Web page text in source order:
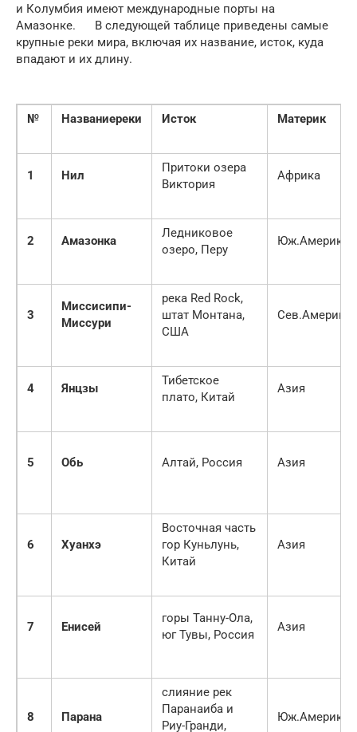
и Колумбия имеют международные порты на
Амазонке. В следующей таблице приведены самые
крупные реки мира, включая их название, исток, куда
впадают и их длину.
№ Названиереки Исток Материк
1 Нил
Притоки озера
Виктория
Африка
2 Амазонка
Ледниковое
озеро, Перу
Юж.Америка
3
Миссисипи-
Миссури
река Red Rock,
штат Монтана,
США
Сев.Америка
4 Янцзы
Тибетское
плато, Китай
Азия
5 Обь Алтай, Россия Азия
6 Хуанхэ
Восточная часть
гор Куньлунь,
Китай
Азия
7 Енисей
горы Танну-Ола,
юг Тувы, Россия
Азия
8 Парана
слияние рек
Паранаиба и
Риу-Гранди,
Юж.Америка